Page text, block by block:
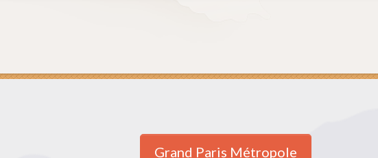
Grand Paris Métropole